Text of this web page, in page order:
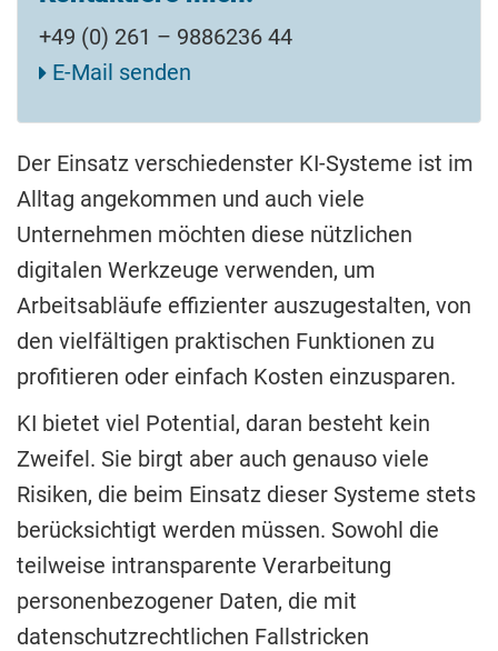
+49 (0) 261 – 9886236 44
E-Mail senden
Der Einsatz verschiedenster KI-Systeme ist im
Alltag angekommen und auch viele
Unternehmen möchten diese nützlichen
digitalen Werkzeuge verwenden, um
Arbeitsabläufe effizienter auszugestalten, von
den vielfältigen praktischen Funktionen zu
profitieren oder einfach Kosten einzusparen.
KI bietet viel Potential, daran besteht kein
Zweifel. Sie birgt aber auch genauso viele
Risiken, die beim Einsatz dieser Systeme stets
berücksichtigt werden müssen. Sowohl die
teilweise intransparente Verarbeitung
personenbezogener Daten, die mit
datenschutzrechtlichen Fallstricken